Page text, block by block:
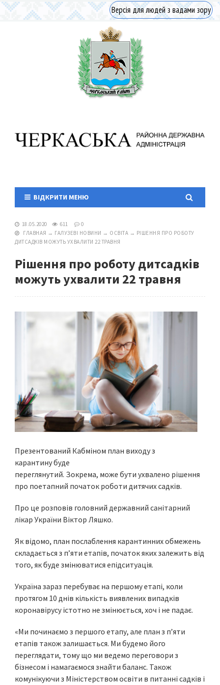
Версія для людей з вадами зору
ВІДКРИТИ МЕНЮ
18.05.2020 611
0
ГЛАВНАЯ → ГАЛУЗЕВІ НОВИНИ → ОСВІТА → РІШЕННЯ ПРО РОБОТУ
ДИТСАДКІВ МОЖУТЬ УХВАЛИТИ 22 ТРАВНЯ
Рішення про роботу дитсадків
можуть ухвалити 22 травня
Презентований Кабміном план виходу з
карантину буде
переглянутий. Зокрема, може бути ухвалено рішення
про поетапний початок роботи дитячих садків.
Про це розповів головний державний санітарний
лікар України Віктор Ляшко.
Як відомо, план послаблення карантинних обмежень
складається з п’яти етапів, початок яких залежить від
того, як буде змінюватися епідситуація.
Україна зараз перебуває на першому етапі, коли
протягом 10 днів кількість виявлених випадків
коронавірусу істотно не змінюється, хоч і не падає.
«Ми починаємо з першого етапу, але план з п’яти
етапів також залишається. Ми будемо його
переглядати, тому що ми ведемо переговори з
бізнесом і намагаємося знайти баланс. Також
комунікуючи з Міністерством освіти в питанні садків і